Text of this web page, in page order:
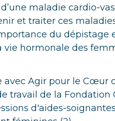
maladie cardio-
et traiter ces
du dépistage
vie hormonale des
avec Agir pour le Cœur
travail de la Fondation
d'aides-